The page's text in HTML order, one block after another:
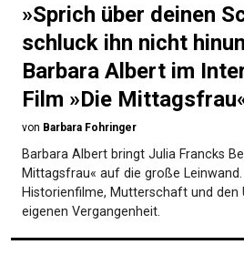
»Sprich über deinen
schluck ihn nicht
Barbara Albert im
Film »Die
von Barbara Fohringer
Barbara Albert bringt Julia Francks
Mittagsfrau« auf die große
Historienfilme, Mutterschaft und den
eigenen Vergangenheit.